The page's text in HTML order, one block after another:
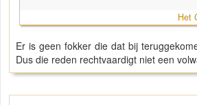
Het
Er is geen fokker die dat bij
Dus die reden rechtvaardigt niet een